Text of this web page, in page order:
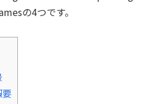
の4つです。
要